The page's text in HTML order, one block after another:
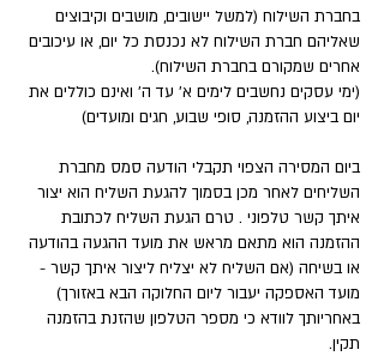
בחברת השילוח (למשל יישובים, מושבים וקיבוצים
שאליהם חברת השילוח לא נכנסת כל יום, או עיכובים
אחרים שמקורם בחברת השילוח).
(ימי עסקים נחשבים לימים א' עד ה' ואינם כוללים את
יום ביצוע ההזמנה, סופי שבוע, חגים ומועדים)
ביום המסירה הצפוי תקבלי הודעה סמס מחברת
השליחים לאחר מכן בסמוך להגעת השליח הוא יצור
איתך קשר טלפוני . טרם הגעת השליח לכתובת
ההזמנה הוא מתאם מראש את מועד ההגעה בהודעה
או בשיחה (אם השליח לא יצליח ליצור איתך קשר -
מועד האספקה יעבור ליום החלוקה הבא באזורך)
באחריותך לוודא כי מספר הטלפון שהזנת בהזמנה
תקין.